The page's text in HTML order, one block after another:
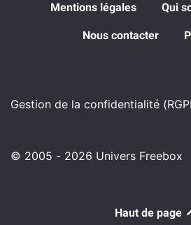
Mentions légales Qui
Nous contacter
Gestion de la confidentialité
© 2005 - 2026 Univers Freebox
Haut de page